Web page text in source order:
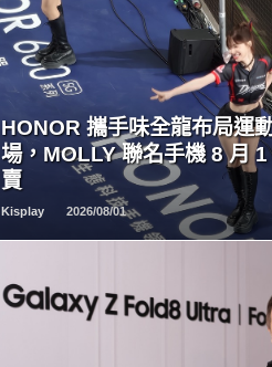
HONOR 攜手味全龍布局運
場，MOLLY 聯名手機 8 月 1
賣
Kisplay 2026/08/01
READ
MORE